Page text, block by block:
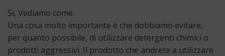
Si, Vediamo come.
Una cosa molto importante è che dobbiamo evitare,
per quanto possibile, di utilizzare detergenti chimici o
prodotti aggressivi. Il prodotto che andrete a utilizzare